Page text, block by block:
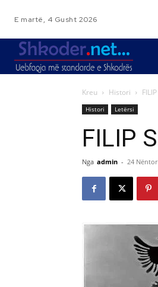
E martë, 4 Gusht 2026
Kreu Histori
Histori Letërsi
FILIP
Nga admin - 24